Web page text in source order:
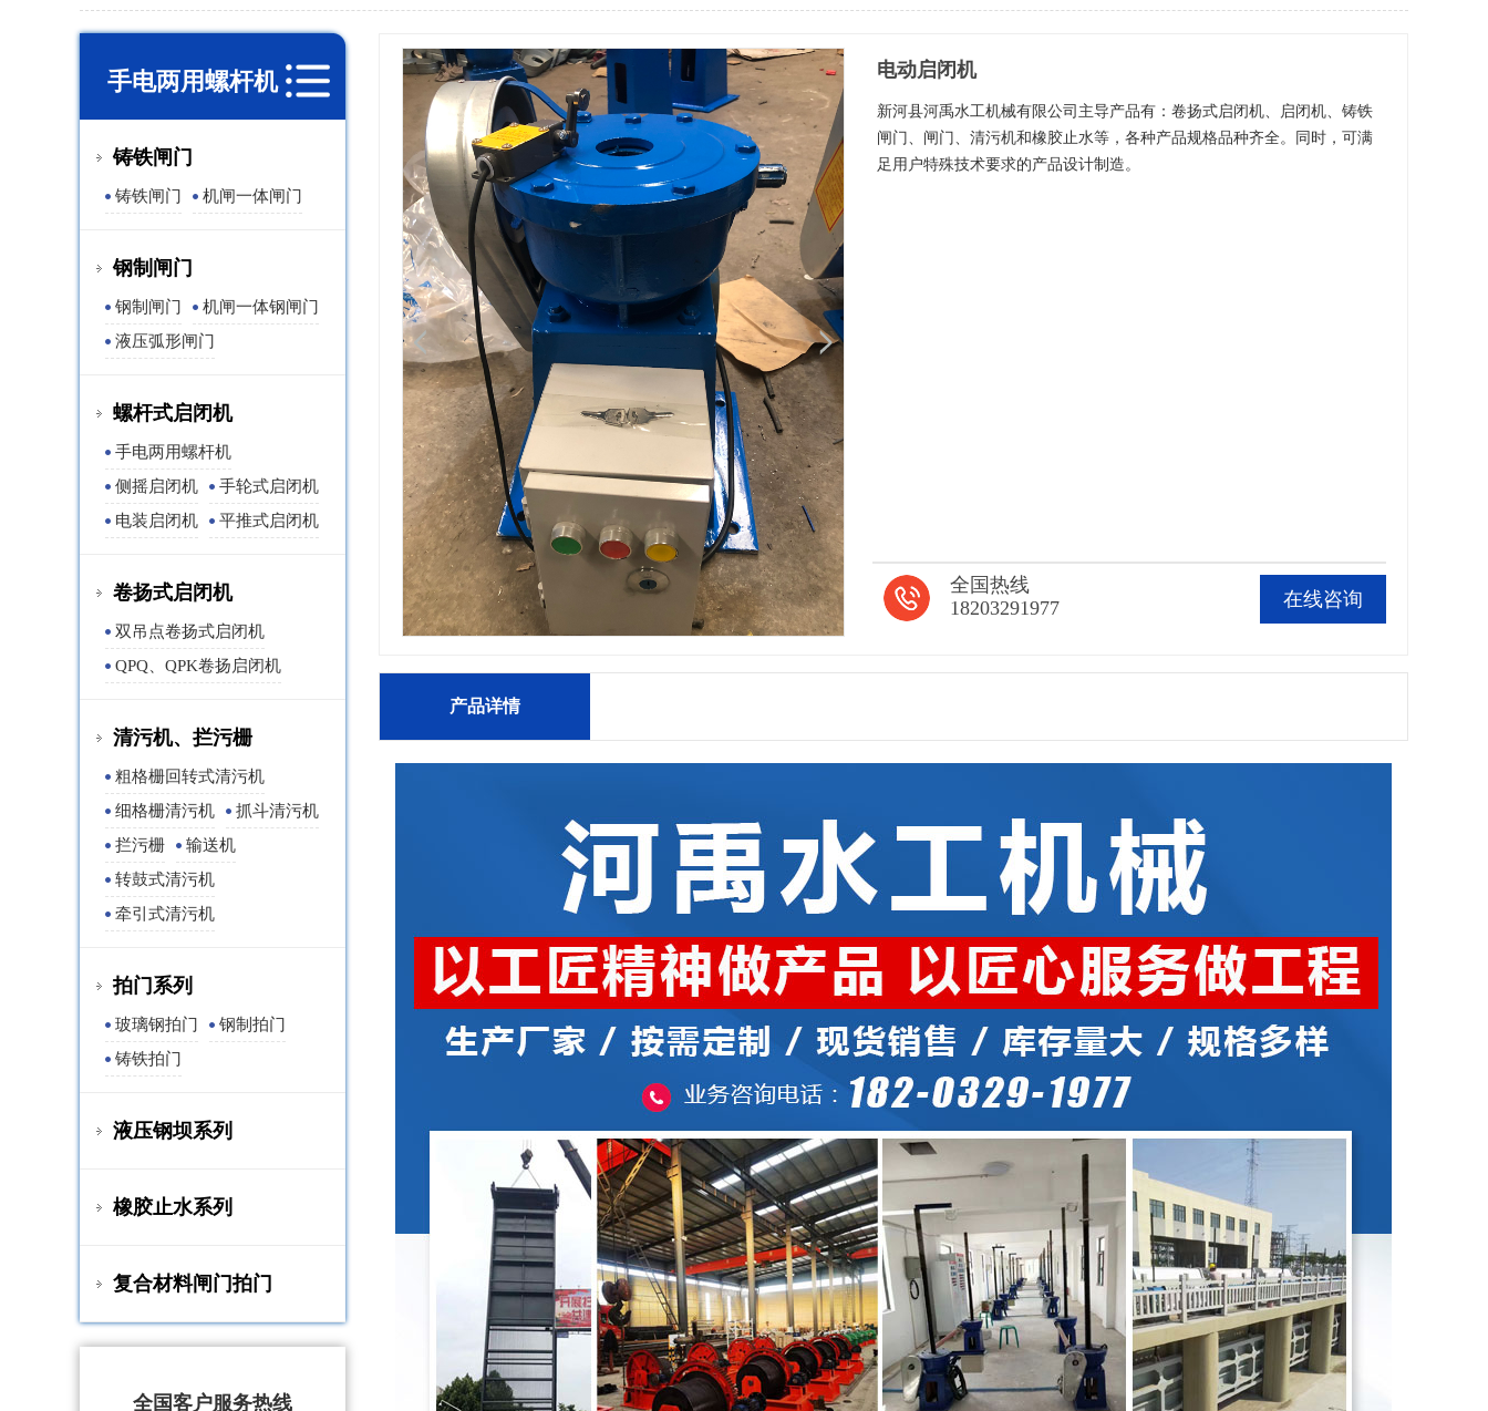
手电两用螺杆机
铸铁闸门
铸铁闸门 机闸一体闸门
钢制闸门
钢制闸门
机闸一体钢闸门
液压弧形闸门
螺杆式启闭机
手电两用螺杆机
侧摇启闭机
手轮式启闭机
电装启闭机
平推式启闭机
卷扬式启闭机
双吊点卷扬式启闭机
QPQ、QPK卷扬启闭机
清污机、拦污栅
粗格栅回转式清污机
细格栅清污机
抓斗清污机
拦污栅
输送机
转鼓式清污机
牵引式清污机
拍门系列
玻璃钢拍门
钢制拍门
铸铁拍门
液压钢坝系列
橡胶止水系列
复合材料闸门拍门
全国客户服务热线
电动启闭机
新河县河禹水工机械有限公司主导产品有：卷扬式启闭机、启闭机、铸铁
闸门、闸门、清污机和橡胶止水等，各种产品规格品种齐全。同时，可满
足用户特殊技术要求的产品设计制造。
在线咨询
全国热线
18203291977
产品详情